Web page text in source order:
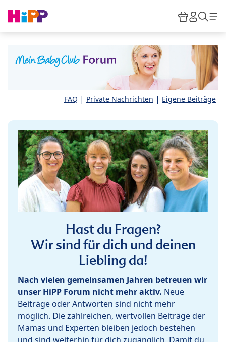
HiPP
FAQ | Private Nachrichten | Eigene Beiträge
Hast du Fragen?
Wir sind für dich und deinen
Liebling da!
Nach vielen gemeinsamen Jahren betreuen wir
unser HiPP Forum nicht mehr aktiv. Neue
Beiträge oder Antworten sind nicht mehr
möglich. Die zahlreichen, wertvollen Beiträge der
Mamas und Experten bleiben jedoch bestehen